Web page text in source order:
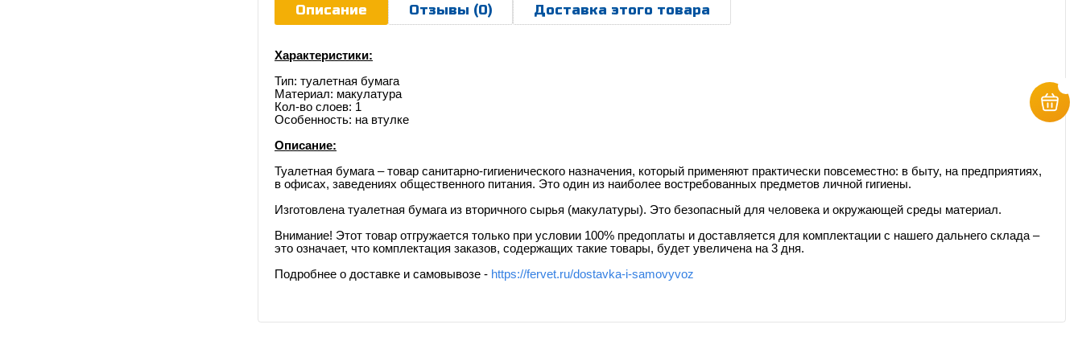
Описание Отзывы (0) Доставка этого товара
Характеристики:
Тип: туалетная бумага
Материал: макулатура
Кол-во слоев: 1
Особенность: на втулке
Описание:
Туалетная бумага – товар санитарно-гигиенического назначения, который применяют практически повсеместно: в быту, на предприятиях,
в офисах, заведениях общественного питания. Это один из наиболее востребованных предметов личной гигиены.
Изготовлена туалетная бумага из вторичного сырья (макулатуры). Это безопасный для человека и окружающей среды материал.
Внимание! Этот товар отгружается только при условии 100% предоплаты и доставляется для комплектации с нашего дальнего склада –
это означает, что комплектация заказов, содержащих такие товары, будет увеличена на 3 дня.
Подробнее о доставке и самовывозе - https://fervet.ru/dostavka-i-samovyvoz